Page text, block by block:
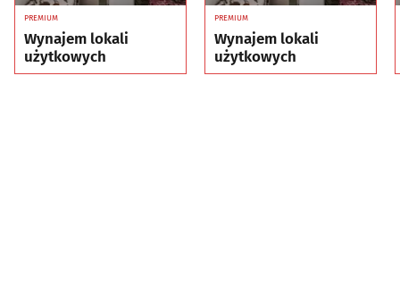
PREMIUM
Wynajem lokali
użytkowych
PREMIUM
Wynajem lokali
użytkowych